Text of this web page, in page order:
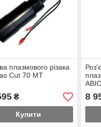
плазмового різака
Cut 70 MT
₴
Купити
8